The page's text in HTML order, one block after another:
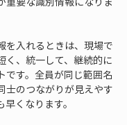
を入れるときは、現場で
く、統一して、継続的に
です。全員が同じ範囲名
士のつながりが見えやす
くなります。